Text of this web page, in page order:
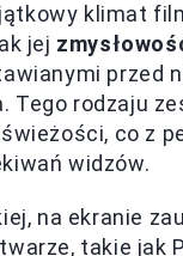
klimat
jej
przed
Tego rodzaju
co z
widzów.
na ekranie
takie jak